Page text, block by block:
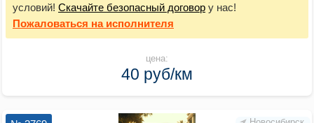
условий! Скачайте безопасный договор у нас!
Пожаловаться на исполнителя
цена:
40 руб/км